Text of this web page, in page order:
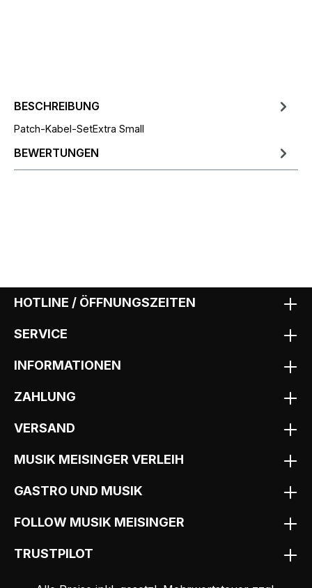
BESCHREIBUNG
Patch-Kabel-SetExtra Small
BEWERTUNGEN
HOTLINE / ÖFFNUNGSZEITEN
SERVICE
INFORMATIONEN
ZAHLUNG
VERSAND
MUSIK MEISINGER VERLEIH
GASTRO UND MUSIK
FOLLOW MUSIK MEISINGER
TRUSTPILOT